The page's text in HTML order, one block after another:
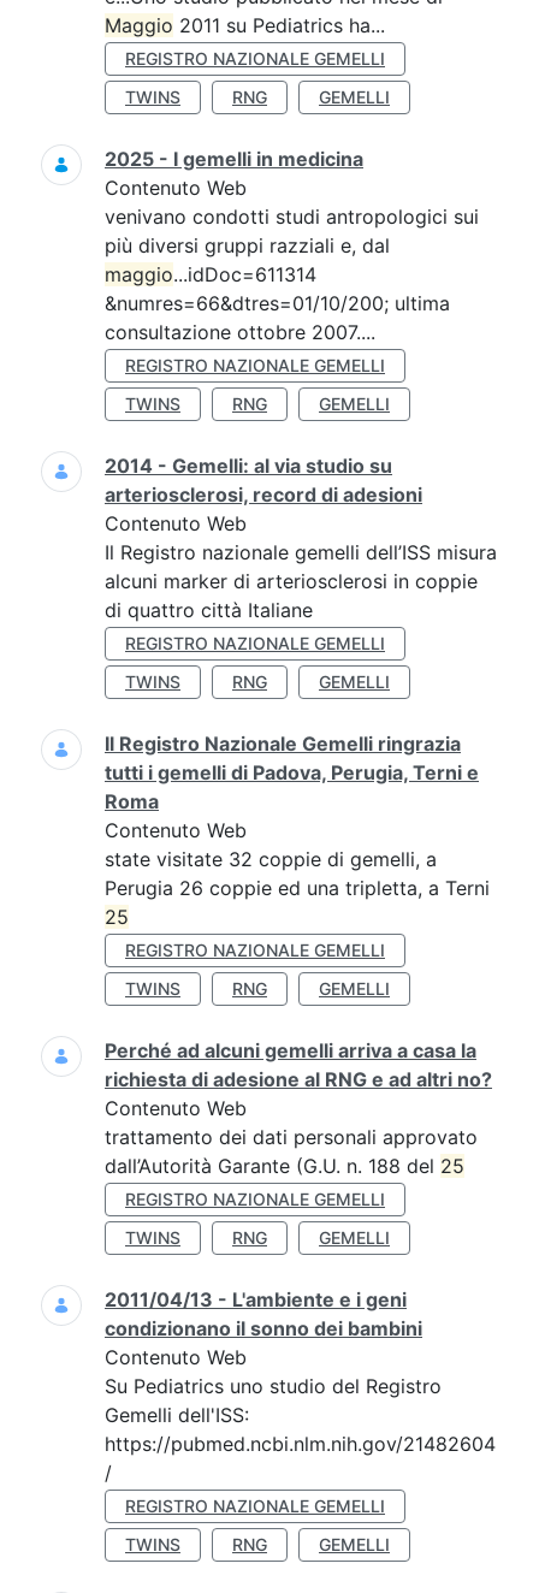
Maggio 2011 su Pediatrics ha...
REGISTRO NAZIONALE GEMELLI
TWINS
RNG GEMELLI
2025 - I gemelli in medicina
Contenuto Web
venivano condotti studi antropologici sui
più diversi gruppi razziali e, dal
maggio...idDoc=611314
&numres=66&dtres=01/10/200; ultima
consultazione ottobre 2007....
REGISTRO NAZIONALE GEMELLI
TWINS
RNG GEMELLI
2014 - Gemelli: al via studio su
arteriosclerosi, record di adesioni
Contenuto Web
Il Registro nazionale gemelli dell’ISS misura
alcuni marker di arteriosclerosi in coppie
di quattro città Italiane
REGISTRO NAZIONALE GEMELLI
TWINS
RNG GEMELLI
Il Registro Nazionale Gemelli ringrazia
tutti i gemelli di Padova, Perugia, Terni e
Roma
Contenuto Web
state visitate 32 coppie di gemelli, a
Perugia 26 coppie ed una tripletta, a Terni
25
REGISTRO NAZIONALE GEMELLI
TWINS
RNG GEMELLI
Perché ad alcuni gemelli arriva a casa la
richiesta di adesione al RNG e ad altri no?
Contenuto Web
trattamento dei dati personali approvato
dall’Autorità Garante (G.U. n. 188 del 25
REGISTRO NAZIONALE GEMELLI
TWINS
RNG GEMELLI
2011/04/13 - L'ambiente e i geni
condizionano il sonno dei bambini
Contenuto Web
Su Pediatrics uno studio del Registro
Gemelli dell'ISS:
https://pubmed.ncbi.nlm.nih.gov/21482604
/
REGISTRO NAZIONALE GEMELLI
TWINS
RNG GEMELLI